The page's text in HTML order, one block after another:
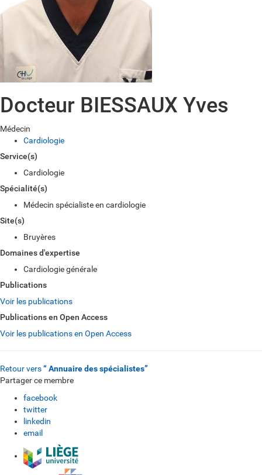
Docteur BIESSAUX Yves
Médecin
Cardiologie
Service(s)
Cardiologie
Spécialité(s)
Médecin spécialiste en cardiologie
Site(s)
Bruyères
Domaines d'expertise
Cardiologie générale
Publications
Voir les publications
Publications en Open Access
Voir les publications en Open Access
Retour vers“ Annuaire des spécialistes”
Partager ce membre
facebook
twitter
linkedin
email